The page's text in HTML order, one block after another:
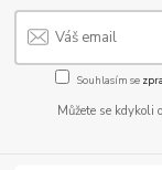
Souhlasím se
Můžete se